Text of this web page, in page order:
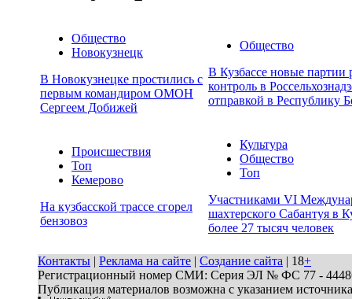
Общество
Новокузнецк
В Новокузнецке простились с
первым командиром ОМОН
Сергеем Добижей
Общество
В Кузбассе новые партии
контроль в
отправкой в Республику
Происшествия
Топ
Кемерово
На кузбасской трассе сгорел
бензовоз
Культура
Общество
Топ
Участниками VI
шахтерского Сабантуя в
более 27 тысяч человек
Контакты | Реклама на сайте | Создание сайта | 18+
Регистрационный номер СМИ: Серия ЭЛ № ФС 77 - 44486
Публикация материалов возможна с указанием